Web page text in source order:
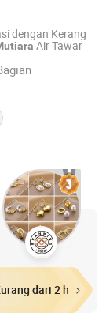
dengan Kerang
Air Tawar
dari 2 h